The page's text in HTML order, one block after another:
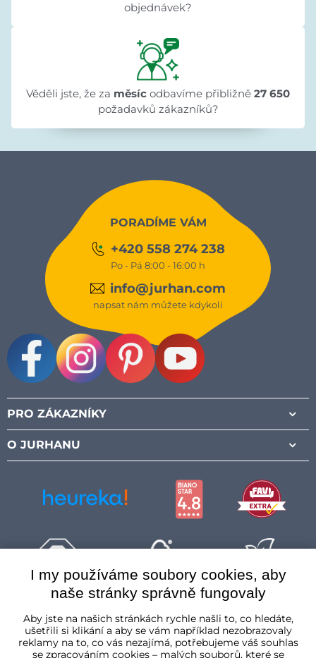
objednávek?
Věděli jste, že za měsíc odbavíme přibližně 27 650
požadavků zákazníků?
PORADÍME VÁM
+420 558 274 238
Po - Pá 8:00 - 16:00 h
info@jurhan.com
napsat nám můžete kdykoli
PRO ZÁKAZNÍKY
O JURHANU
I my používáme soubory cookies, aby
naše stránky správně fungovaly
Aby jste na našich stránkách rychle našli to, co hledáte,
ušetřili si klikání a aby se vám například nezobrazovaly
reklamy na to, co vás nezajímá, potřebujeme váš souhlas
se zpracováním cookies – malých souborů, které se